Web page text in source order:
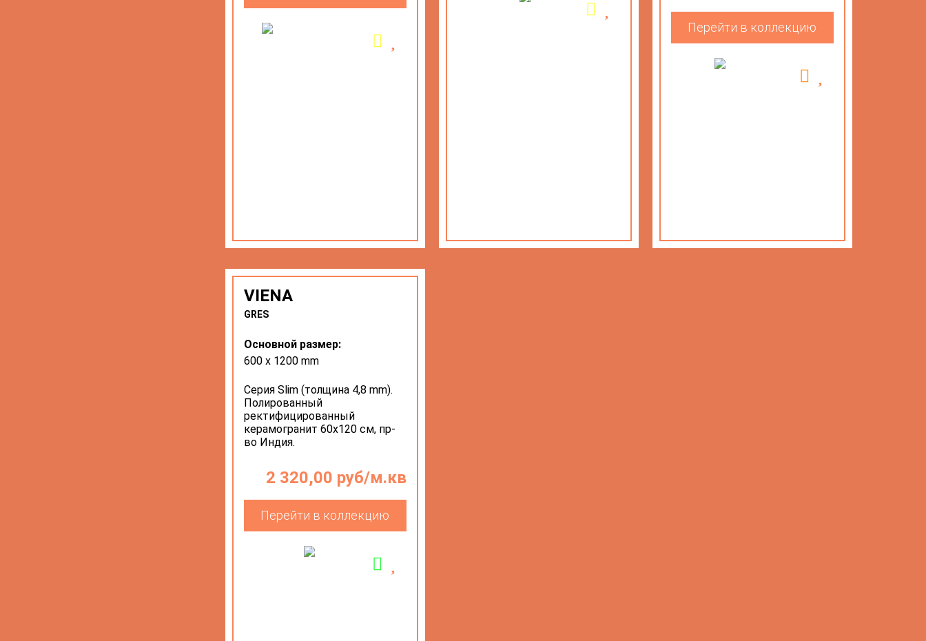
Перейти в коллекцию
VIENA
GRES
2 320,00 руб/м.кв
Перейти в коллекцию
Основной размер:
600 х 1200 mm
Серия Slim (толщина 4,8 mm).
Полированный
ректифицированный
керамогранит 60х120 см, пр-
во Индия.